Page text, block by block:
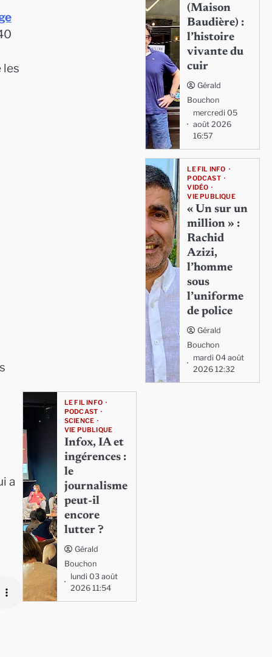
les
a
(Maison
Baudière) :
l’histoire
vivante du
cuir
Gérald
Bouchon
mercredi 05
août 2026
16:57
LE FIL INFO
PODCAST
VIDÉO
VIE PUBLIQUE
« Un sur un
million » :
Rachid
Azizi,
l’homme
sous
l’uniforme
de police
Gérald
Bouchon
mardi 04 août
2026 12:32
LE FIL INFO
PODCAST
SCIENCE
VIE PUBLIQUE
Infox, IA et
ingérences :
le
journalisme
peut-il
encore
lutter ?
Gérald
Bouchon
lundi 03 août
2026 11:54